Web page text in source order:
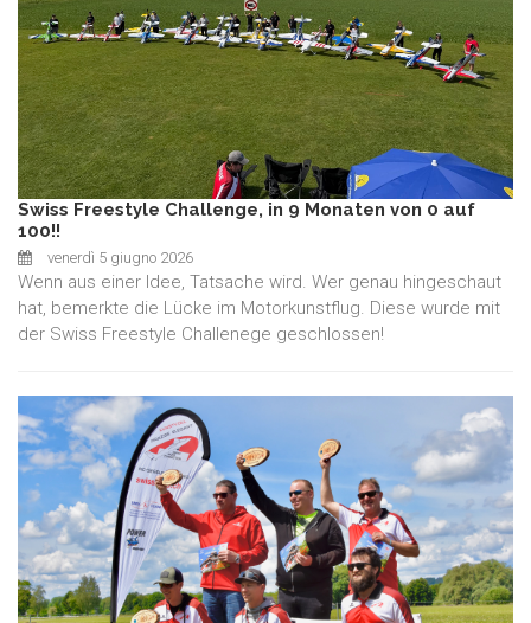
Swiss Freestyle Challenge, in 9 Monaten von 0 auf
100!!
venerdì 5 giugno 2026
Wenn aus einer Idee, Tatsache wird. Wer genau hingeschaut
hat, bemerkte die Lücke im Motorkunstflug. Diese wurde mit
der Swiss Freestyle Challenege geschlossen!